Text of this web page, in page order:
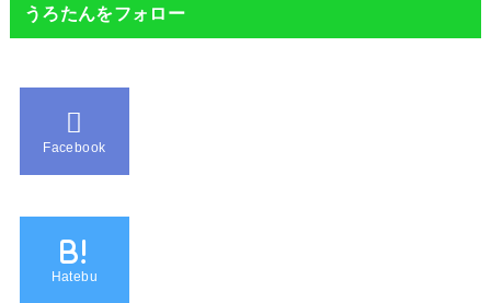
うろたんをフォロー
Facebook
B!
Hatebu